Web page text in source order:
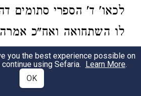
לכאו' ד' הספרי סתומים
לו השתחואה ואח"כ
שיגלה את עצמו לו הלא
you the best experience possible on
using Sefaria. Learn More.
OK